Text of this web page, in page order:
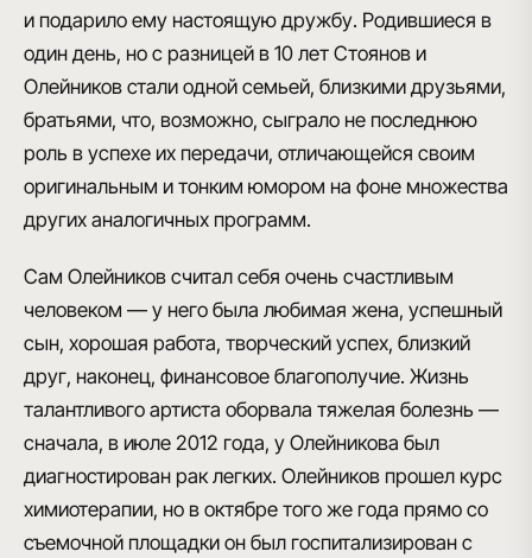
и подарило ему настоящую дружбу. Родившиеся в
один день, но с разницей в 10 лет Стоянов и
Олейников стали одной семьей, близкими друзьями,
братьями, что, возможно, сыграло не последнюю
роль в успехе их передачи, отличающейся своим
оригинальным и тонким юмором на фоне множества
других аналогичных программ.
Сам Олейников считал себя очень счастливым
человеком — у него была любимая жена, успешный
сын, хорошая работа, творческий успех, близкий
друг, наконец, финансовое благополучие. Жизнь
талантливого артиста оборвала тяжелая болезнь —
сначала, в июле 2012 года, у Олейникова был
диагностирован рак легких. Олейников прошел курс
химиотерапии, но в октябре того же года прямо со
съемочной площадки он был госпитализирован с